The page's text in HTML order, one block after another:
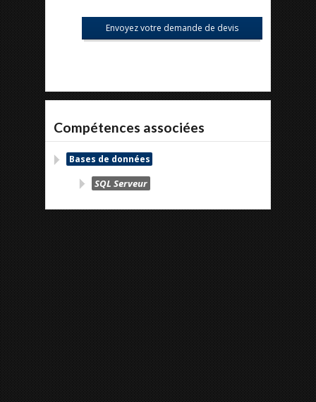
Compétences associées
Bases de données
SQL Serveur